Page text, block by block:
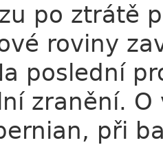
po ztrátě
roviny
poslední
zranění.
při